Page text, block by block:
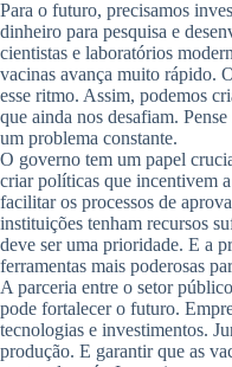
Para o futuro, precisamos
dinheiro para pesquisa e
cientistas e laboratórios
vacinas avança muito rápido.
esse ritmo. Assim, podemos
que ainda nos desafiam.
um problema constante.
O governo tem um papel
criar políticas que incentivem
facilitar os processos de
instituições tenham recursos
deve ser uma prioridade. E a
ferramentas mais poderosas
A parceria entre o setor
pode fortalecer o futuro.
tecnologias e investimentos.
produção. E garantir que as